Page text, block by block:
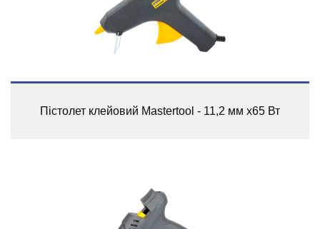
Пістолет клейовий Mastertool - 11,2 мм х65 Вт